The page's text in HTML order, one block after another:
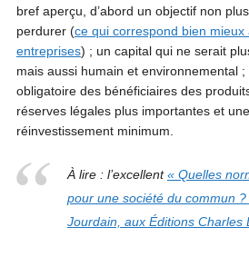
bref aperçu, d’abord un objectif non
perdurer (ce qui correspond bien mieux
entreprises) ; un capital qui ne serait
mais aussi humain et environnemental ;
obligatoire des bénéficiaires des
réserves légales plus importantes et
réinvestissement minimum.
À lire : l’excellent« Quelles
pour une société du commun ?
Jourdain, aux Éditions Charles